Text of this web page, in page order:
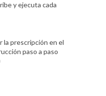
y ejecuta cada
la prescripción en el
paso a paso